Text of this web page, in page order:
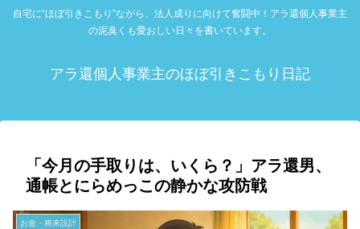
自宅に“ほぼ引きこもり”ながら、法人成りに向けて奮闘中！アラ還個人事業主
の泥臭くも愛おしい日々を書いています。
アラ還個人事業主のほぼ引きこもり日記
「今月の手取りは、いくら？」アラ還男、
通帳とにらめっこの静かな攻防戦
お金・将来設計